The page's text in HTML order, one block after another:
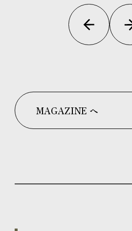
MAGAZINE へ